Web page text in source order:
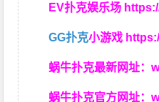
EV扑克娱乐场
GG扑克小游戏
蜗牛扑克最新网址：
蜗牛扑克官方网址：